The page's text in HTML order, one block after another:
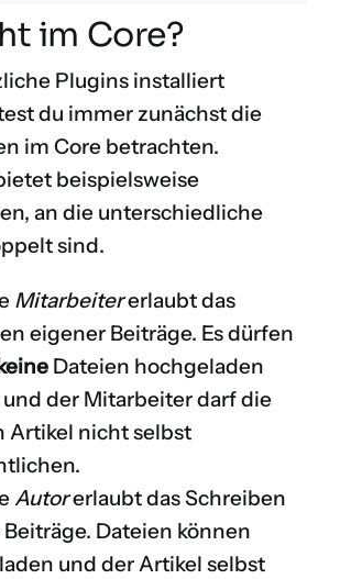
im Core?
Plugins installiert
du immer zunächst die
im Core betrachten.
beispielsweise
an die unterschiedliche
sind.
Mitarbeitererlaubt das
eigener Beiträge. Es dürfen
Dateien hochgeladen
der Mitarbeiter darf die
Artikel nicht selbst
Autorerlaubt das Schreiben
Dateien können
und der Artikel selbst